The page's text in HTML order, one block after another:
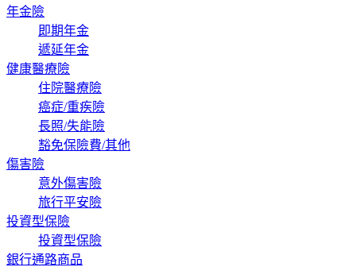
年金險
即期年金
遞延年金
健康醫療險
住院醫療險
癌症/重疾險
長照/失能險
豁免保險費/其他
傷害險
意外傷害險
旅行平安險
投資型保險
投資型保險
銀行通路商品